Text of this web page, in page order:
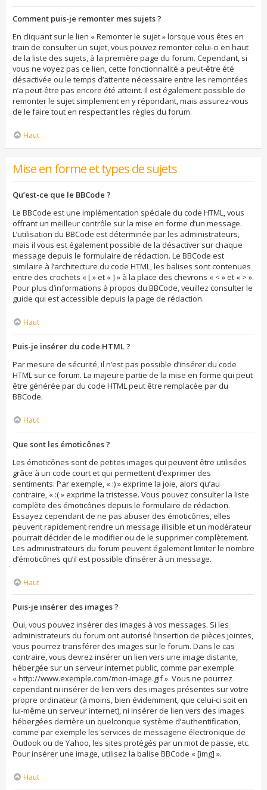
Comment puis-je remonter mes sujets ?
En cliquant sur le lien « Remonter le sujet » lorsque vous êtes en
train de consulter un sujet, vous pouvez remonter celui-ci en haut
de la liste des sujets, à la première page du forum. Cependant, si
vous ne voyez pas ce lien, cette fonctionnalité a peut-être été
désactivée ou le temps d’attente nécessaire entre les remontées
n’a peut-être pas encore été atteint. Il est également possible de
remonter le sujet simplement en y répondant, mais assurez-vous
de le faire tout en respectant les règles du forum.
Haut
Mise en forme et types de sujets
Qu’est-ce que le BBCode ?
Le BBCode est une implémentation spéciale du code HTML, vous
offrant un meilleur contrôle sur la mise en forme d’un message.
L’utilisation du BBCode est déterminée par les administrateurs,
mais il vous est également possible de la désactiver sur chaque
message depuis le formulaire de rédaction. Le BBCode est
similaire à l’architecture du code HTML, les balises sont contenues
entre des crochets « [ » et « ] » à la place des chevrons « < » et « > ».
Pour plus d’informations à propos du BBCode, veuillez consulter le
guide qui est accessible depuis la page de rédaction.
Haut
Puis-je insérer du code HTML ?
Par mesure de sécurité, il n’est pas possible d’insérer du code
HTML sur ce forum. La majeure partie de la mise en forme qui peut
être générée par du code HTML peut être remplacée par du
BBCode.
Haut
Que sont les émoticônes ?
Les émoticônes sont de petites images qui peuvent être utilisées
grâce à un code court et qui permettent d’exprimer des
sentiments. Par exemple, « :) » exprime la joie, alors qu’au
contraire, « :( » exprime la tristesse. Vous pouvez consulter la liste
complète des émoticônes depuis le formulaire de rédaction.
Essayez cependant de ne pas abuser des émoticônes, elles
peuvent rapidement rendre un message illisible et un modérateur
pourrait décider de le modifier ou de le supprimer complètement.
Les administrateurs du forum peuvent également limiter le nombre
d’émoticônes qu’il est possible d’insérer à un message.
Haut
Puis-je insérer des images ?
Oui, vous pouvez insérer des images à vos messages. Si les
administrateurs du forum ont autorisé l’insertion de pièces jointes,
vous pourrez transférer des images sur le forum. Dans le cas
contraire, vous devrez insérer un lien vers une image distante,
hébergée sur un serveur internet public, comme par exemple
« http://www.exemple.com/mon-image.gif ». Vous ne pourrez
cependant ni insérer de lien vers des images présentes sur votre
propre ordinateur (à moins, bien évidemment, que celui-ci soit en
lui-même un serveur internet), ni insérer de lien vers des images
hébergées derrière un quelconque système d’authentification,
comme par exemple les services de messagerie électronique de
Outlook ou de Yahoo, les sites protégés par un mot de passe, etc.
Pour insérer une image, utilisez la balise BBCode « [img] ».
Haut